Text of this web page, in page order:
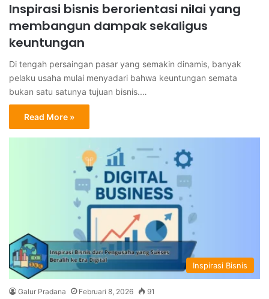
Inspirasi bisnis berorientasi nilai yang
membangun dampak sekaligus
keuntungan
Di tengah persaingan pasar yang semakin dinamis, banyak
pelaku usaha mulai menyadari bahwa keuntungan semata
bukan satu satunya tujuan bisnis.…
Read More »
Inspirasi Bisnis
Galur Pradana Februari 8, 2026 91